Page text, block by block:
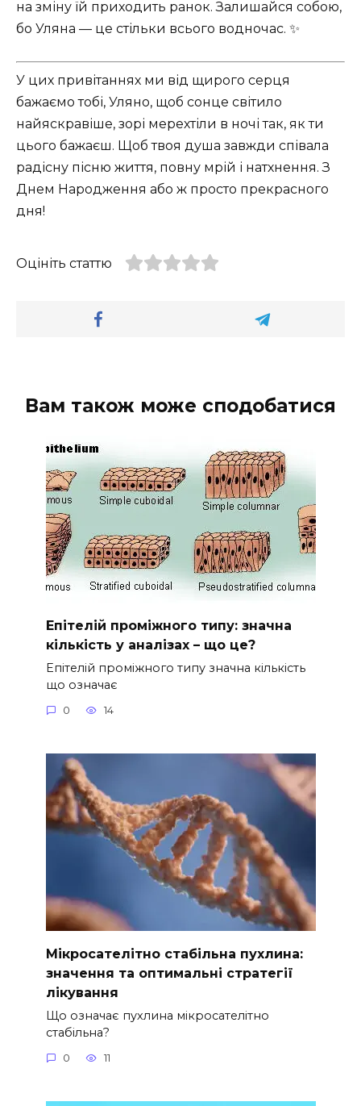
на зміну їй приходить ранок. Залишайся собою,
бо Уляна — це стільки всього водночас. ✨
У цих привітаннях ми від щирого серця
бажаємо тобі, Уляно, щоб сонце світило
найяскравіше, зорі мерехтіли в ночі так, як ти
цього бажаєш. Щоб твоя душа завжди співала
радісну пісню життя, повну мрій і натхнення. З
Днем Народження або ж просто прекрасного
дня!
Оцініть статтю
Вам також може сподобатися
Епітелій проміжного типу: значна
кількість у аналізах – що це?
Епітелій проміжного типу значна кількість
що означає
0 14
Мікросателітно стабільна пухлина:
значення та оптимальні стратегії
лікування
Що означає пухлина мікросателітно
стабільна?
0 11